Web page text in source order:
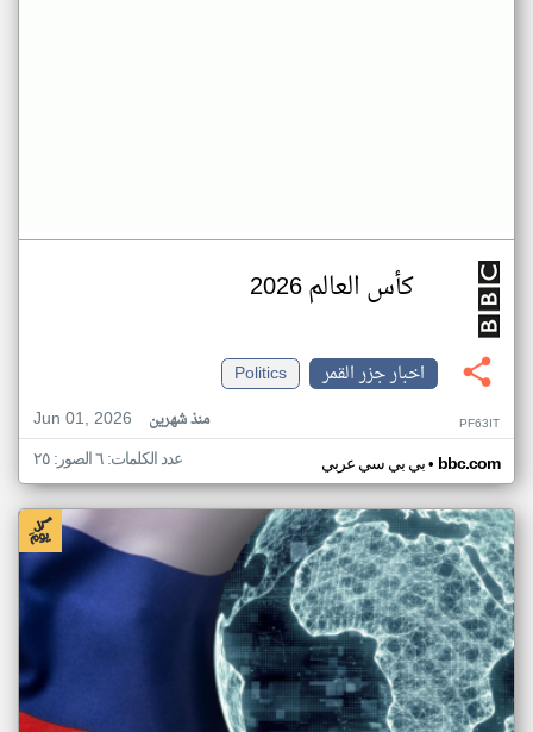
كأس العالم 2026
اخبار جزر القمر
Politics
Jun 01, 2026
منذ شهرين PF63IT
بي بي سي عربي• bbc.com عدد الكلمات: ٦ الصور: ٢٥